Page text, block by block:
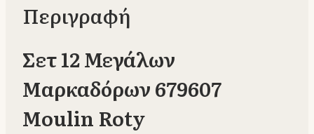
Περιγραφή
Σετ 12 Μεγάλων
Μαρκαδόρων 679607
Moulin Roty